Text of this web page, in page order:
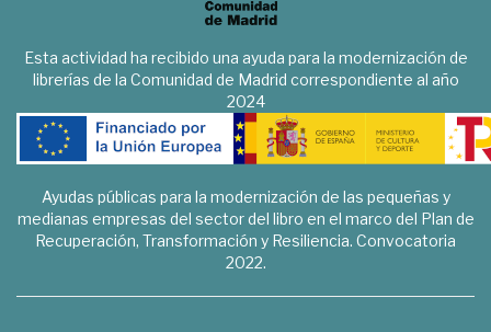
Esta actividad ha recibido una ayuda para la modernización de
librerías de la Comunidad de Madrid correspondiente al año
2024
Ayudas públicas para la modernización de las pequeñas y
medianas empresas del sector del libro en el marco del Plan de
Recuperación, Transformación y Resiliencia. Convocatoria
2022.